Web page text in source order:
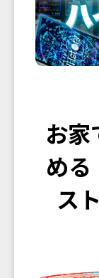
お家
める
ス